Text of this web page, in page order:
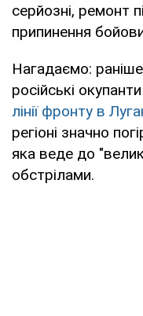
серйозні, ремонт
припинення
Нагадаємо:
російські окупанти
лінії фронту в
регіоні значно
яка веде до
обстрілами.